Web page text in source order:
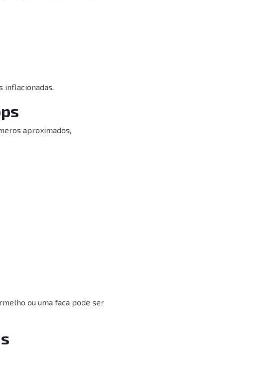
inflacionadas.
aproximados,
ou uma faca pode ser